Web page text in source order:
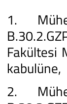
1.
Fakültesi
kabulüne,
2.